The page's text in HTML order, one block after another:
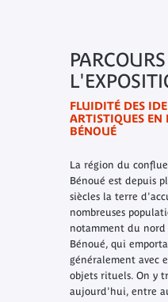
FLUIDITÉ DES
ARTISTIQUES EN
BÉNOUÉ
La région du
Bénoué est depuis
siècles la terre
nombreuses
notamment du nord
Bénoué, qui
généralement avec
objets rituels. On y
aujourd'hui, entre